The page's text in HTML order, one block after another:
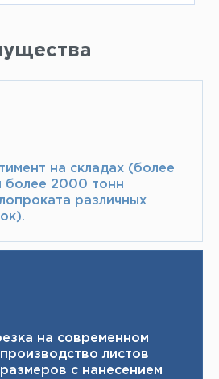
на складах (более
более 2000 тонн​
различных
на современном
листов
с нанесением